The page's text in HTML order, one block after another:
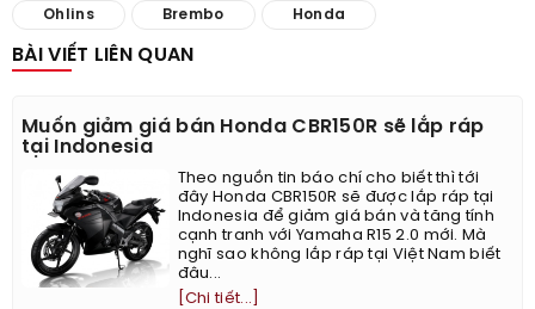
Ohlins Brembo Honda
BÀI VIẾT LIÊN QUAN
Muốn giảm giá bán Honda CBR150R sẽ lắp ráp
tại Indonesia
Theo nguồn tin báo chí cho biết thì tới
đây Honda CBR150R sẽ được lắp ráp tại
Indonesia để giảm giá bán và tăng tính
cạnh tranh với Yamaha R15 2.0 mới. Mà
nghĩ sao không lắp ráp tại Việt Nam biết
đâu...
[Chi tiết...]